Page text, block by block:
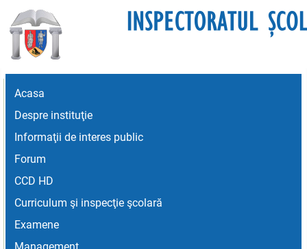
Acasa
Despre instituţie
Informaţii de interes public
Forum
CCD HD
Curriculum şi inspecţie şcolară
Examene